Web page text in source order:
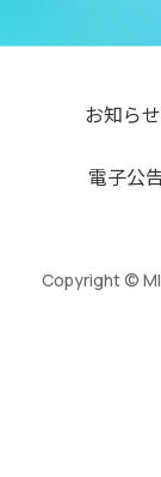
お知らせ
電子公
Copyright ©